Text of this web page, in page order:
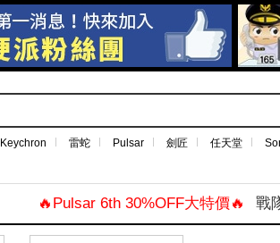
Keychron 雷蛇 Pulsar 劍匠 任天堂
🔥Pulsar 6th 30%OFF大特價🔥 戰